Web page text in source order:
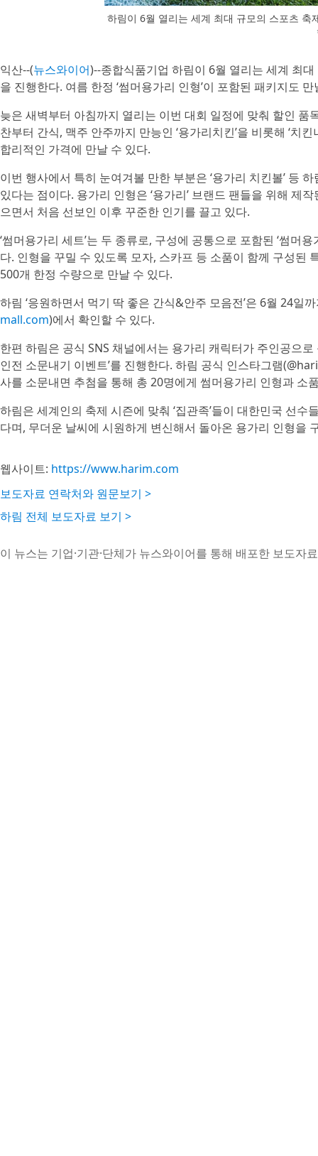
하림이 6월 열리는 세계 최대 규모의 스포츠
익산--(뉴스와이어)--종합식품기업 하림이 6월 열리는 세계 최
을 진행한다. 여름 한정 ‘썸머용가리 인형’이 포함된 패키지도
늦은 새벽부터 아침까지 열리는 이번 대회 일정에 맞춰 할인
찬부터 간식, 맥주 안주까지 만능인 ‘용가리치킨’을 비롯해 ‘치
합리적인 가격에 만날 수 있다.
이번 행사에서 특히 눈여겨볼 만한 부분은 ‘용가리 치킨볼’ 등
있다는 점이다. 용가리 인형은 ‘용가리’ 브랜드 팬들을 위해 제
으면서 처음 선보인 이후 꾸준한 인기를 끌고 있다.
‘썸머용가리 세트’는 두 종류로, 구성에 공통으로 포함된 ‘썸머
다. 인형을 꾸밀 수 있도록 모자, 스카프 등 소품이 함께 구성된
500개 한정 수량으로 만날 수 있다.
하림 ‘응원하면서 먹기 딱 좋은 간식&안주 모음전’은 6월 24일
mall.com)에서 확인할 수 있다.
한편 하림은 공식 SNS 채널에서는 용가리 캐릭터가 주인공으
인전 소문내기 이벤트’를 진행한다. 하림 공식 인스타그램
사를 소문내면 추첨을 통해 총 20명에게 썸머용가리 인형과 소
하림은 세계인의 축제 시즌에 맞춰 ‘집관족’들이 대한민국 선
다며, 무더운 날씨에 시원하게 변신해서 돌아온 용가리 인형을
웹사이트: https://www.harim.com
보도자료 연락처와 원문보기 >
하림 전체 보도자료 보기 >
이 뉴스는 기업·기관·단체가 뉴스와이어를 통해 배포한 보도자